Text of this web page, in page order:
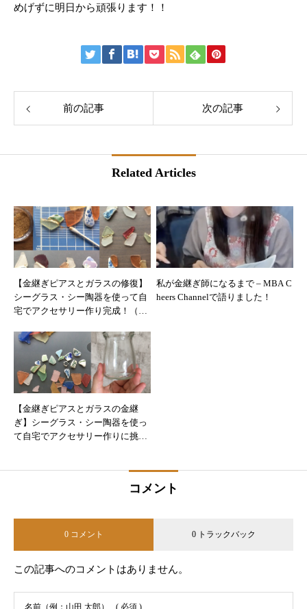
めげずに明日から頑張ります！！
前の記事 次の記事
Related Articles
【金継ぎピアスとガラスの修復】
シーグラス・シー陶器を使って自
宅でアクセサリー作り完成！（簡
私が金継ぎ師になるまで – MBA C
heers Channelで語りました！
【金継ぎピアスとガラスの金継
ぎ】シーグラス・シー陶器を使っ
て自宅でアクセサリー作りに挑戦
コメント
0 コメント 0 トラックバック
この記事へのコメントはありません。
名前（例：山田 太郎） ( 必須 )